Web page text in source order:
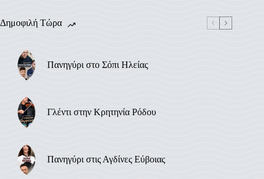
Δημοφιλή Τώρα
Πανηγύρι στο Σόπι Ηλείας
Γλέντι στην Κρητηνία Ρόδου
Πανηγύρι στις Αγδίνες Εύβοιας